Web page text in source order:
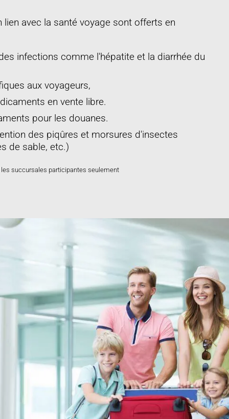
lien avec la santé voyage sont offerts en
infections comme l'hépatite et la diarrhée du
aux voyageurs,
en vente libre.
pour les douanes.
des piqûres et morsures d'insectes
de sable, etc.)
succursales participantes seulement